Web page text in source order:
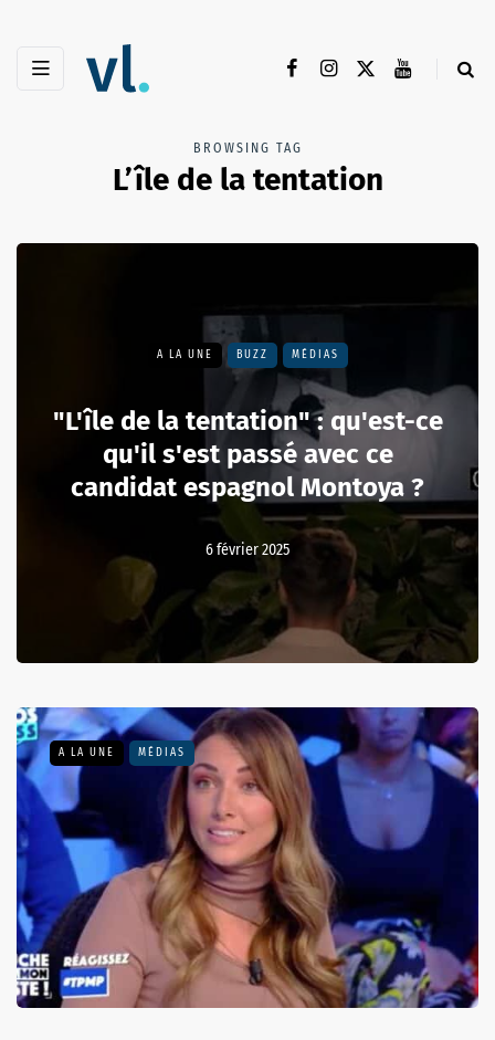
BROWSING TAG
L’île de la tentation
A LA UNE BUZZ MÉDIAS
"L'île de la tentation" : qu'est-ce
qu'il s'est passé avec ce
candidat espagnol Montoya ?
6 février 2025
A LA UNE MÉDIAS